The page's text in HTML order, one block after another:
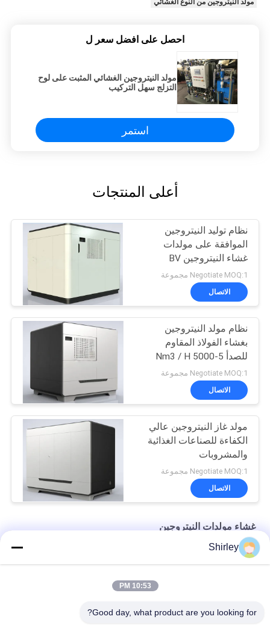
مولد النيتروجين من النوع الغشائي
احصل على افضل سعر ل
مولد النيتروجين الغشائي المثبت على لوح
التزلج سهل التركيب
استمر
أعلى المنتجات
نظام توليد النيتروجين
الموافقة على مولدات
غشاء النيتروجين BV
Negotiate MOQ:1 مجموعة
الاتصال
نظام مولد النيتروجين
بغشاء الفولاذ المقاوم
للصدأ 5-5000 Nm3 / H
السعة
Negotiate MOQ:1 مجموعة
الاتصال
مولد غاز النيتروجين عالي
الكفاءة للصناعات الغذائية
والمشروبات
Negotiate MOQ:1 مجموعة
الاتصال
غشاء مولدات النيتروجين
غشاء مولد النيتروجين نقاء 99٪ الصناعة البحرية BV شهادة CCS TS
Shirley
10:53 PM
Good day, what product are you looking for?